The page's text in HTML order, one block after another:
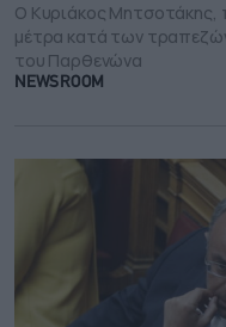
Ο Κυριάκος Μητσοτάκης,
μέτρα κατά των
του Παρθενώνα
NEWSROOM